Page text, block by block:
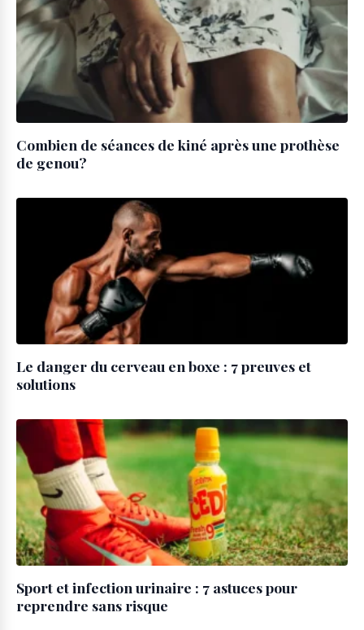
Combien de séances de kiné après une prothèse
de genou?
Le danger du cerveau en boxe : 7 preuves et
solutions
Sport et infection urinaire : 7 astuces pour
reprendre sans risque